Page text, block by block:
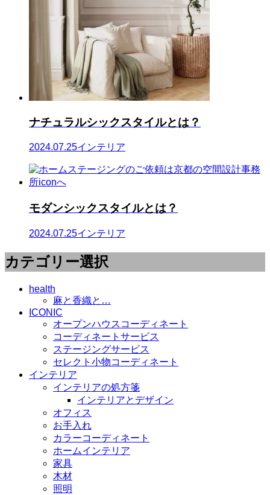
ナチュラルシックスタイルとは？
2024.07.25インテリア
モダンシックスタイルとは？
2024.07.25インテリア
カテゴリー選択
health
麻と香織と…
ICONIC
オープンハウスコーディネート
コーディネートサービス
ステージングサービス
セレクト小物コーディネート
インテリア
インテリアの処方箋
インテリアとデザイン
オフィス
お手入れ
カラーコーディネート
ホームインテリア
家具
木材
照明